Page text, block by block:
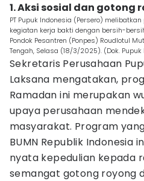
1. Aksi sosial dan gotong
PT Pupuk Indonesia (Persero)
kegiatan kerja bakti dengan bersih-
Pondok Pesantren (Ponpes) Roudlotul
Tengah, Selasa (18/3/2025). (Dok.
Sekretaris Perusahaan
Laksana mengatakan,
Ramadan ini merupakan
upaya perusahaan
masyarakat. Program
BUMN Republik Indonesia
nyata kepedulian kepada
semangat gotong royong